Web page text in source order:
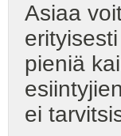
Asiaa
pieniä
ei